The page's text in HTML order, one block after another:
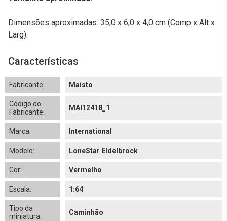
Dimensões aproximadas: 35,0 x 6,0 x 4,0 cm (Comp x Alt x
Larg).
Características
Fabricante: Maisto
Código do
Fabricante:
MAI12418_1
Marca: International
Modelo: LoneStar Eldelbrock
Cor: Vermelho
Escala: 1:64
Tipo da
miniatura:
Caminhão